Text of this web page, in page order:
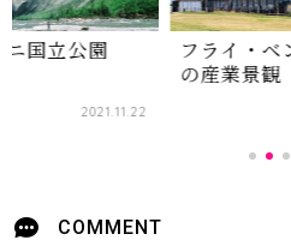
ニ国立公園
2021.11.22
フライ・ベ
の産業景観
COMMENT